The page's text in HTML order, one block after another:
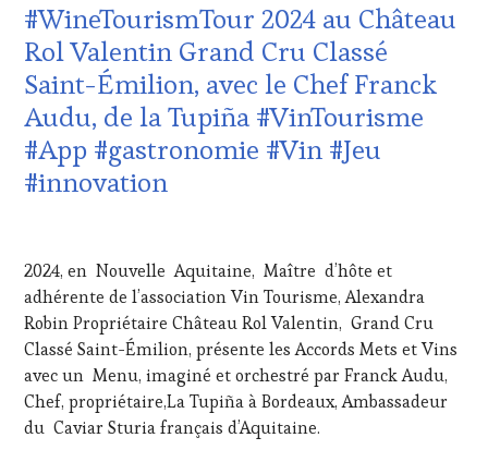
VOUCHER,
WINE
TOURISM
FAME,
TOURISM
TOUR,
WINE
TOURISM
VITICOLE,
ADHÉRENT,
VIN
TOURISME
EDITION
LES
CLÉS
DU
VIN
LA
HAUTE
GASTRONOMIE
FRANÇAISE,
INVITATIONS
&
DÉGUSTATIONS,
WINE
TASTING,
#WineTourismTour 2024 au Château
Rol Valentin Grand Cru Classé
Saint-Émilion, avec le Chef Franck
Audu, de la Tupiña #VinTourisme
#App #gastronomie #Vin #Jeu
#innovation
2024
2024, en Nouvelle Aquitaine, Maître d’hôte et
adhérente de l’association Vin Tourisme, Alexandra
Robin Propriétaire Château Rol Valentin, Grand Cru
Classé Saint-Émilion, présente les Accords Mets et Vins
avec un Menu, imaginé et orchestré par Franck Audu,
Chef, propriétaire,La Tupiña à Bordeaux, Ambassadeur
du Caviar Sturia français d’Aquitaine.